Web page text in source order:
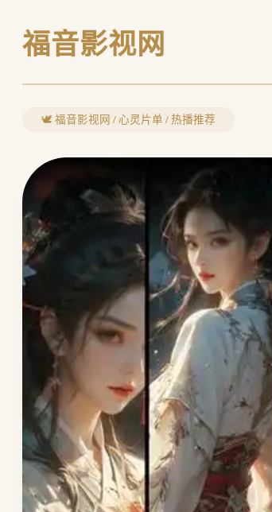
福音影视网
🕊️ 福音影视网 / 心灵片单 / 热播推荐